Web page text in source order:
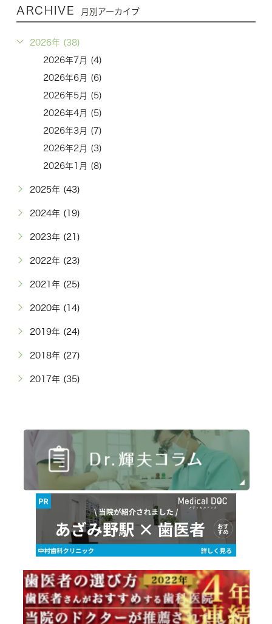
ARCHIVE 月別アーカイブ
2026年 (38)
2026年7月 (4)
2026年6月 (6)
2026年5月 (5)
2026年4月 (5)
2026年3月 (7)
2026年2月 (3)
2026年1月 (8)
2025年 (43)
2024年 (19)
2023年 (21)
2022年 (23)
2021年 (25)
2020年 (14)
2019年 (24)
2018年 (27)
2017年 (35)